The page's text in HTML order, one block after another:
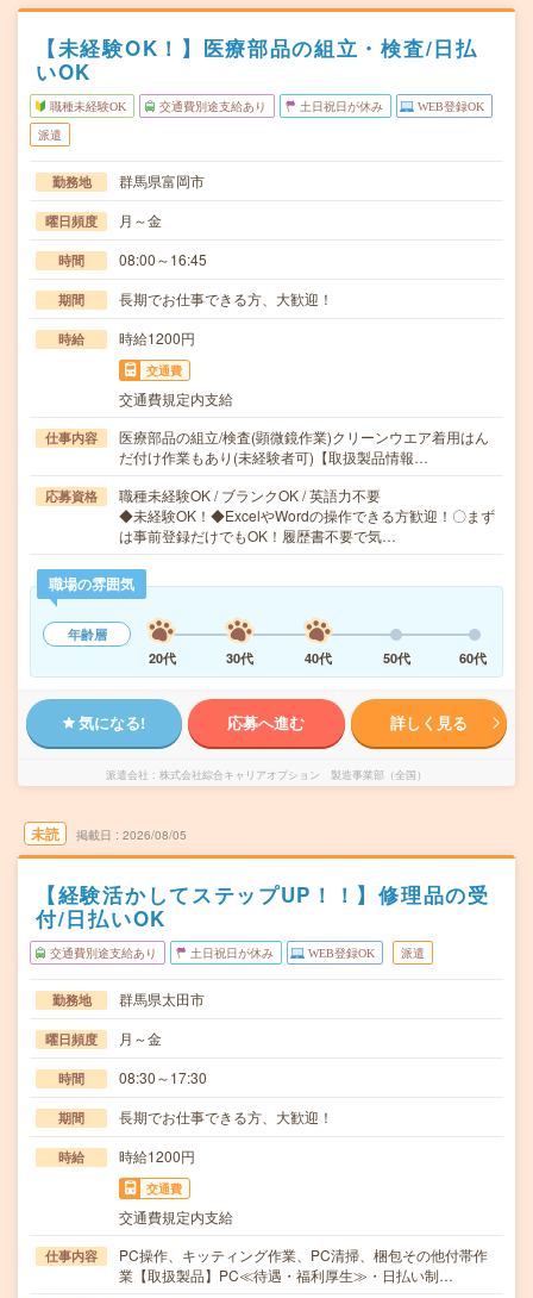
【未経験OK！】医療部品の組立・検査/日払
いOK
職種未経験OK 交通費別途支給あり 土日祝日が休み WEB登録OK
派遣
勤務地 群馬県富岡市
曜日頻度 月～金
時間 08:00～16:45
期間 長期でお仕事できる方、大歓迎！
時給 時給1200円
交通費
交通費規定内支給
仕事内容
医療部品の組立/検査(顕微鏡作業)クリーンウエア着用はん
だ付け作業もあり(未経験者可)【取扱製品情報…
応募資格
職種未経験OK / ブランクOK / 英語力不要
◆未経験OK！◆ExcelやWordの操作できる方歓迎！〇まず
は事前登録だけでもOK！履歴書不要で気…
職場の雰囲気
年齢層
20代
30代 40代 50代 60代
気になる! 応募へ進む 詳しく見る
派遣会社 株式会社綜合キャリアオプション 製造事業部（全国）
未読 掲載日 2026/08/05
【経験活かしてステップUP！！】修理品の受
付/日払いOK
交通費別途支給あり 土日祝日が休み WEB登録OK 派遣
勤務地 群馬県太田市
曜日頻度 月～金
時間 08:30～17:30
期間 長期でお仕事できる方、大歓迎！
時給 時給1200円
交通費
交通費規定内支給
仕事内容
PC操作、キッティング作業、PC清掃、梱包その他付帯作
業【取扱製品】PC≪待遇・福利厚生≫・日払い制…